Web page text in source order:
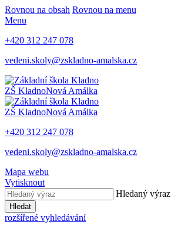
Rovnou na obsah Rovnou na menu
Menu
+420 312 247 078
vedeni.skoly@zskladno-amalska.cz
ZŠ KladnoNová Amálka
ZŠ KladnoNová Amálka
+420 312 247 078
vedeni.skoly@zskladno-amalska.cz
Mapa webu
Vytisknout
Hledaný výraz
Hledat
rozšířené vyhledávání